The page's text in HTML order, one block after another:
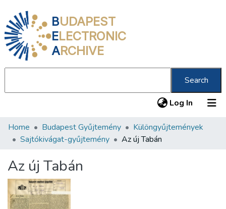
BUDAPEST
ELECTRONIC
ARCHIVE
Search
Log In (current)
Communities & Collections
Statistics
About us
Home Budapest Gyűjtemény
Különgyűjtemények
Sajtókivágat-gyűjtemény
Az új Tabán
Az új Tabán